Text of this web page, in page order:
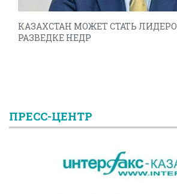
КАЗАХСТАН МОЖЕТ СТАТЬ
РАЗВЕДКЕ НЕДР
ПРЕСС-ЦЕНТР